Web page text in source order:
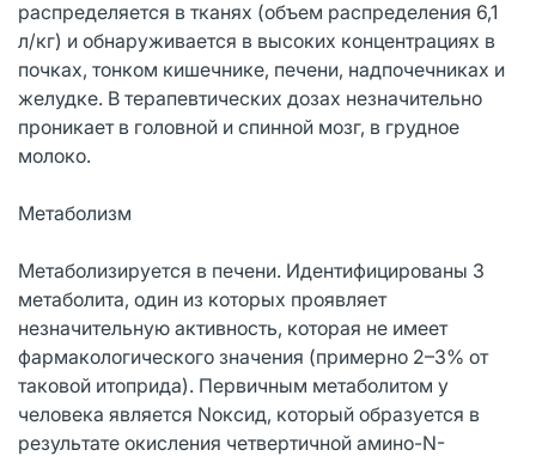
распределяется в тканях (объем распределения 6,1
л/кг) и обнаруживается в высоких концентрациях в
почках, тонком кишечнике, печени, надпочечниках и
желудке. В терапевтических дозах незначительно
проникает в головной и спинной мозг, в грудное
молоко.
Метаболизм
Метаболизируется в печени. Идентифицированы 3
метаболита, один из которых проявляет
незначительную активность, которая не имеет
фармакологического значения (примерно 2–3% от
таковой итоприда). Первичным метаболитом у
человека является Nоксид, который образуется в
результате окисления четвертичной амино-N-